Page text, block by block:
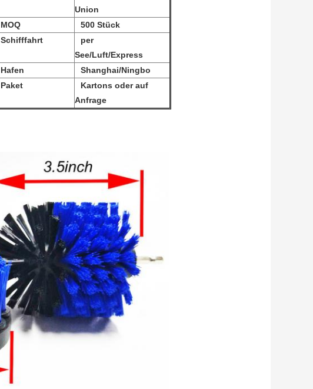
Union
MOQ
500 Stück
Schifffahrt
per
See/Luft/Express
Hafen
Shanghai/Ningbo
Paket
Kartons oder auf
Anfrage